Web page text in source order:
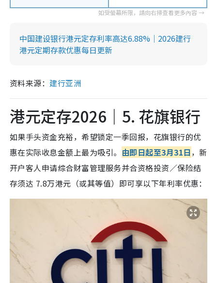
中国建设银行港元定存利率高达6.88%｜2026建行
港元定期存款优惠每日更新
资料来源： 建行亚洲
港元定存2026｜5. 花旗银行
如果手头资金充裕，希望锁定一季回报，花旗银行的优
惠在实际收息金额上最为吸引。 由即日起至3月31日 ，新
开户客人申请综合财富管理服务并合资格投资／保险结
存须达 7.8万港元（或其等值）即可享以下年利率优惠：